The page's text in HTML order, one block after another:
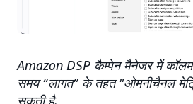
Amazon DSP कैम्पेन मैनेजर में
समय “लागत” के तहत "ओमनीचैनल
सकती है.